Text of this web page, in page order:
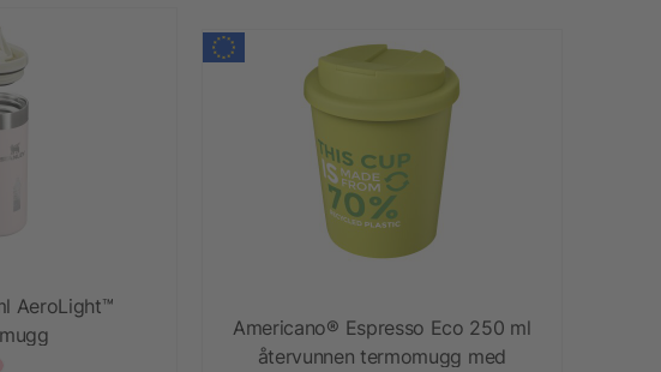
AeroLight™
Americano® Espresso Eco 250 ml
återvunnen termomugg med